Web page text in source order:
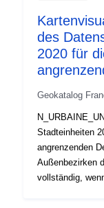
des
2020 für
Geokatalog
Stadteinheiten
angrenzenden
Außenbezirken
vollständig,